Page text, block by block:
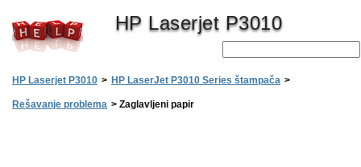
HP Laserjet P3010
HP Laserjet P3010 > HP LaserJet P3010 Series štampača >
Rešavanje problema > Zaglavljeni papir